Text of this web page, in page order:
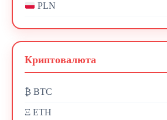
PLN
Криптовалюта
₿ BTC
Ξ ETH